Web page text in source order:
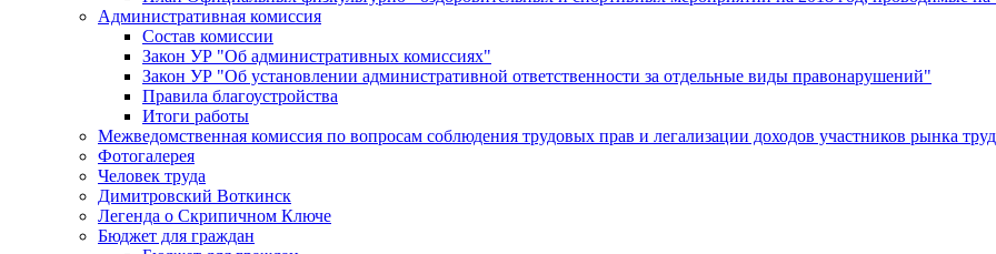
Административная комиссия
Состав комиссии
Закон УР "Об административных комиссиях"
Закон УР "Об установлении административной ответственности за отдельные виды правонарушений"
Правила благоустройства
Итоги работы
Межведомственная комиссия по вопросам соблюдения трудовых прав и легализации доходов участников рынка
Фотогалерея
Человек труда
Димитровский Воткинск
Легенда о Скрипичном Ключе
Бюджет для граждан